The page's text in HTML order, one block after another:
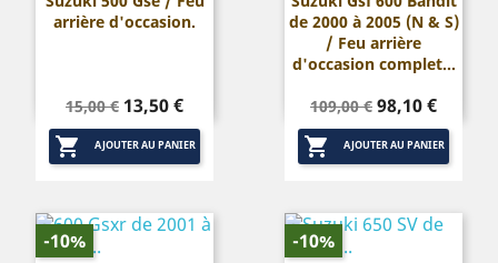
arrière d'occasion.
Prix
de
base
15,00 € Prix
13,50 €
 AJOUTER AU PANIER
de 2000 à 2005 (N & S)
/ Feu arrière
d'occasion complet...
Prix
de
base
109,00 € Prix
98,10 €
 AJOUTER AU PANIER
-10% -10%